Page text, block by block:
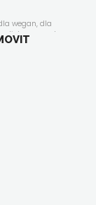
wegan, dla
diety w proszku